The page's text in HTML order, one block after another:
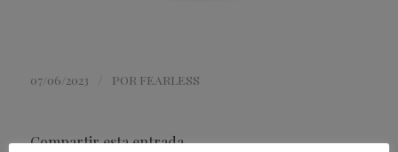
07/06/2023 POR FEARLESS
Compartir esta entrada